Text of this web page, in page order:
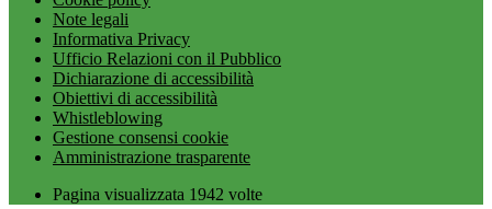
Note legali
Informativa Privacy
Ufficio Relazioni con il Pubblico
Dichiarazione di accessibilità
Obiettivi di accessibilità
Whistleblowing
Gestione consensi cookie
Amministrazione trasparente
Pagina visualizzata 1942 volte